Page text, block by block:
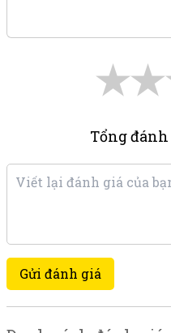
★
★
Tổng đánh
Gửi đánh giá